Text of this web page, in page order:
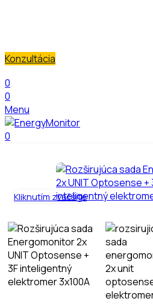
Konzultácia
0
0
Menu
0
Kliknutím zväčšíte